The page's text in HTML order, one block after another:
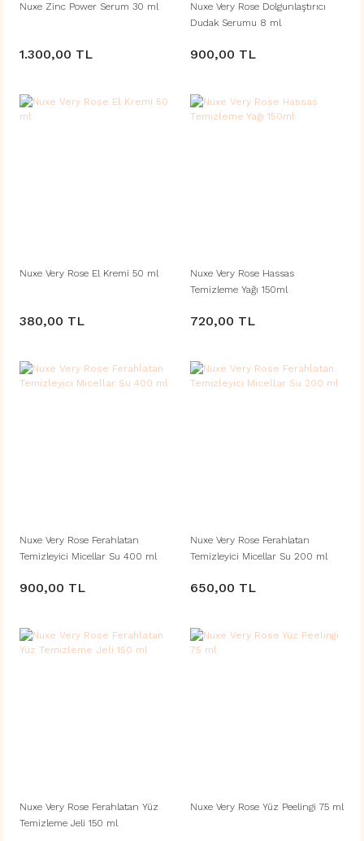
Nuxe Zinc Power Serum 30 ml
1.300,00 TL
Nuxe Very Rose Dolgunlaştırıcı
Dudak Serumu 8 ml
900,00 TL
Nuxe Very Rose El Kremi 50 ml
380,00 TL
Nuxe Very Rose Hassas
Temizleme Yağı 150ml
720,00 TL
Nuxe Very Rose Ferahlatan
Temizleyici Micellar Su 400 ml
900,00 TL
Nuxe Very Rose Ferahlatan
Temizleyici Micellar Su 200 ml
650,00 TL
Nuxe Very Rose Ferahlatan Yüz
Temizleme Jeli 150 ml
Nuxe Very Rose Yüz Peelingi 75 ml